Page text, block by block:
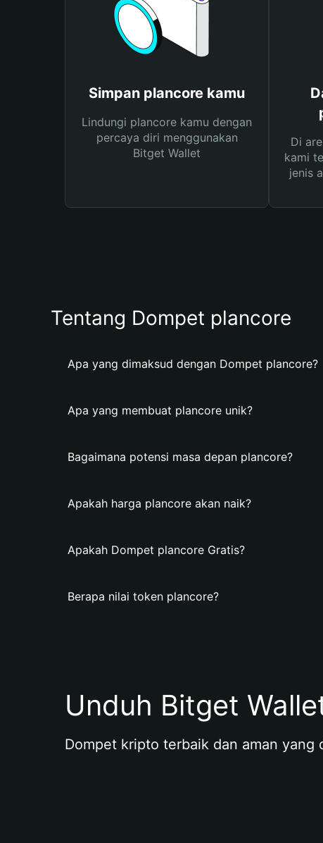
Simpan plancore kamu
Lindungi plancore kamu dengan
percaya diri menggunakan
Bitget Wallet
Di
kami
jenis
Tentang Dompet plancore
Apa yang dimaksud dengan Dompet plancore?
Apa yang membuat plancore unik?
Bagaimana potensi masa depan plancore?
Apakah harga plancore akan naik?
Apakah Dompet plancore Gratis?
Berapa nilai token plancore?
Unduh Bitget
Dompet kripto terbaik dan aman